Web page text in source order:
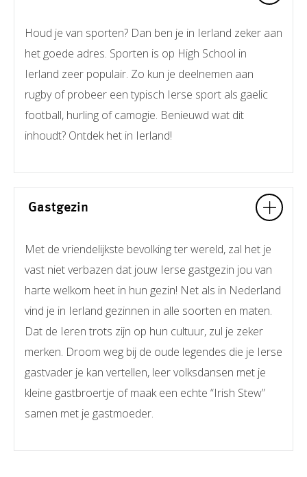
Houd je van sporten? Dan ben je in Ierland zeker aan
het goede adres. Sporten is op High School in
Ierland zeer populair. Zo kun je deelnemen aan
rugby of probeer een typisch Ierse sport als gaelic
football, hurling of camogie. Benieuwd wat dit
inhoudt? Ontdek het in Ierland!
Gastgezin
Met de vriendelijkste bevolking ter wereld, zal het je
vast niet verbazen dat jouw Ierse gastgezin jou van
harte welkom heet in hun gezin! Net als in Nederland
vind je in Ierland gezinnen in alle soorten en maten.
Dat de Ieren trots zijn op hun cultuur, zul je zeker
merken. Droom weg bij de oude legendes die je Ierse
gastvader je kan vertellen, leer volksdansen met je
kleine gastbroertje of maak een echte “Irish Stew”
samen met je gastmoeder.